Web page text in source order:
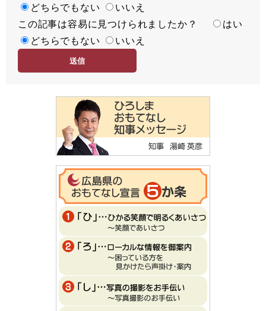
足
度
どちらでもない
いいえ
容
易
この記事は容易に見つけられましたか？
はい
どちらでもない
いいえ